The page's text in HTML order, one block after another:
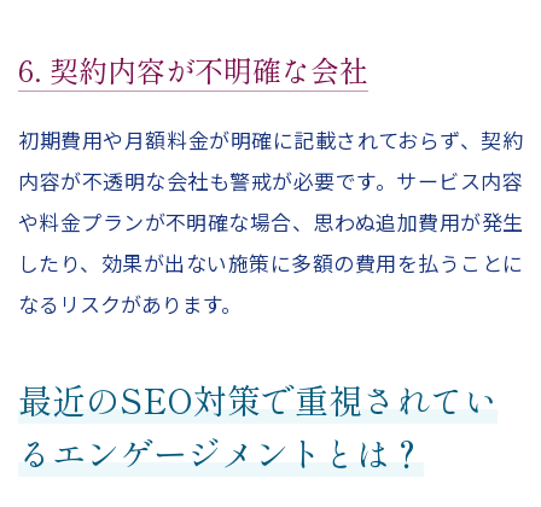
6. 契約内容が不明確な会社
初期費用や月額料金が明確に記載されておらず、契約
内容が不透明な会社も警戒が必要です。サービス内容
や料金プランが不明確な場合、思わぬ追加費用が発生
したり、効果が出ない施策に多額の費用を払うことに
なるリスクがあります。
最近のSEO対策で重視されてい
るエンゲージメントとは？